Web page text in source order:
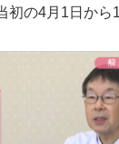
初の4月1日から